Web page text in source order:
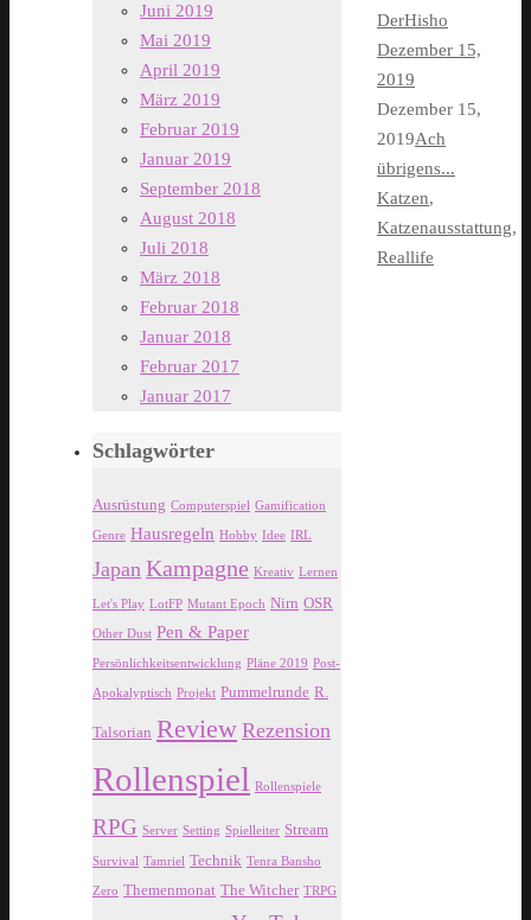
DerHisho
Dezember 15,
2019
Dezember 15,
2019Ach
übrigens...
Katzen,
Katzenausstattung,
Reallife
Juni 2019
Mai 2019
April 2019
März 2019
Februar 2019
Januar 2019
September 2018
August 2018
Juli 2018
März 2018
Februar 2018
Januar 2018
Februar 2017
Januar 2017
Schlagwörter
Ausrüstung Computerspiel Gamification
Genre Hausregeln Hobby Idee IRL
Japan Kampagne Kreativ Lernen
Let's Play LotFP Mutant Epoch Nirn OSR
Other Dust Pen & Paper
Persönlichkeitsentwicklung Pläne 2019 Post-
Apokalyptisch Projekt Pummelrunde R.
Talsorian Review Rezension
Rollenspiel Rollenspiele
RPG Server Setting Spielleiter Stream
Survival Tamriel Technik Tenra Bansho
Zero Themenmonat The Witcher TRPG